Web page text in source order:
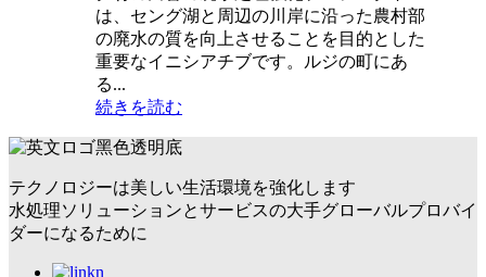
は、セング湖と周辺の川岸に沿った農村部
の廃水の質を向上させることを目的とした
重要なイニシアチブです。ルジの町にあ
る...
続きを読む
テクノロジーは美しい生活環境を強化します
水処理ソリューションとサービスの大手グローバルプロバイ
ダーになるために